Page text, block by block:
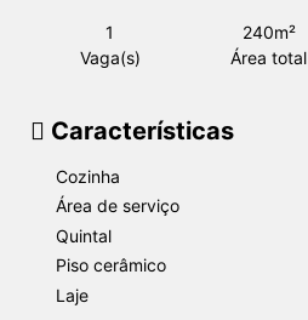
1
Vaga(s)
240m²
Área total
Características
Cozinha
Área de serviço
Quintal
Piso cerâmico
Laje